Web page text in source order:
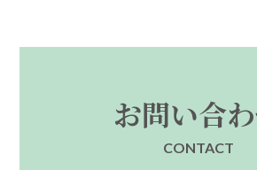
お問い合
CONTACT